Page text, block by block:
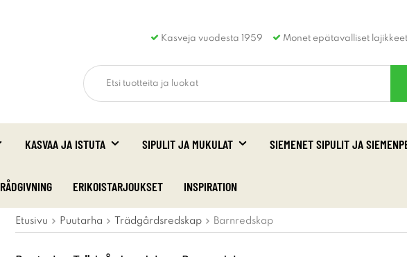
Kasveja vuodesta 1959 Monet epätavalliset lajikkeet
KASVAA JA ISTUTA SIPULIT JA MUKULAT SIEMENET SIPULIT JA
RÅDGIVNING ERIKOISTARJOUKSET INSPIRATION
Etusivu Puutarha Trädgårdsredskap Barnredskap